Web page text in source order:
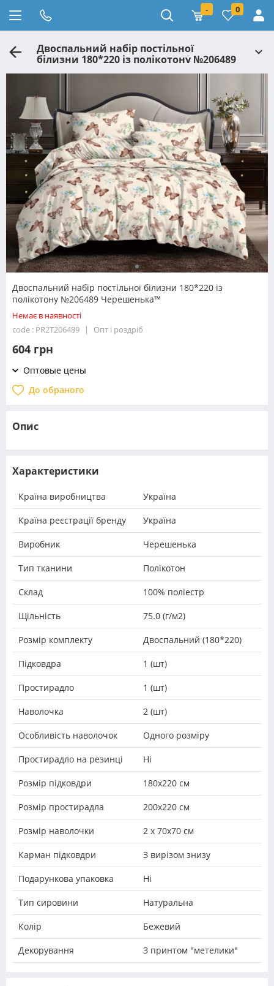
- 0
Двоспальний набір постільної
білизни 180*220 із полікотону №206489
Черешенька™
Двоспальний набір постільної білизни 180*220 із
полікотону №206489 Черешенька™
Немає в наявності
code : PR2T206489
Опт і роздріб
604 грн
Оптовые цены
До обраного
Опис
Характеристики
Країна виробництва Україна
Країна реєстрації бренду Україна
Виробник Черешенька
Тип тканини Полікотон
Склад 100% поліестр
Щільність 75.0 (г/м2)
Розмір комплекту Двоспальний (180*220)
Підковдра 1 (шт)
Простирадло 1 (шт)
Наволочка 2 (шт)
Особливість наволочок Одного розміру
Простирадло на резинці Ні
Розмір підковдри 180х220 см
Розмір простирадла 200х220 см
Розмір наволочки 2 х 70х70 см
Карман підковдри З вирізом знизу
Подарункова упаковка Ні
Тип сировини Натуральна
Колір Бежевий
Декорування З принтом "метелики"